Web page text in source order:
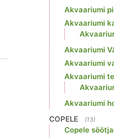
Akvaariumi
Akvaariumi
Akvaariumi
Akvaariumi
Akvaariumi
Akvaariumi
COPELE (13)
Copele